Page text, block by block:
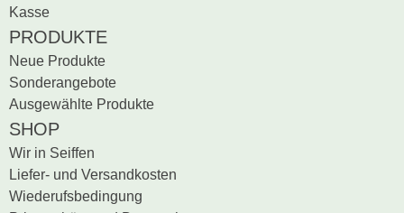
Kasse
PRODUKTE
Neue Produkte
Sonderangebote
Ausgewählte Produkte
SHOP
Wir in Seiffen
Liefer- und Versandkosten
Wiederufsbedingung